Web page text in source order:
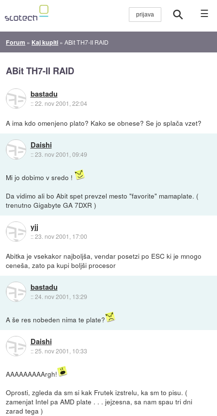
☰
Forum » Kaj kupiti »ABit TH7-II RAID
ABit TH7-II RAID
bastadu
::22. nov 2001, 22:04
A ima kdo omenjeno plato? Kako se obnese? Se jo splača vzet?
Daishi
::23. nov 2001, 09:49
Mi jo dobimo v sredo !
Da vidimo ali bo Abit spet prevzel mesto "favorite" mamaplate. (
trenutno Gigabyte GA 7DXR )
yjj
::23. nov 2001, 17:00
Abitka je vsekakor najboljša, vendar posetzi po ESC ki je mnogo
ceneša, zato pa kupi boljši procesor
bastadu
::24. nov 2001, 13:29
A še res nobeden nima te plate?
Daishi
::25. nov 2001, 10:33
AAAAAAAAArgh!
Oprosti, zgleda da sm si kak Frutek izstrelu, ka sm to pisu. (
zamenjat Intel pa AMD plate . . . jejzesna, sa nam spau tri dni
zarad tega )